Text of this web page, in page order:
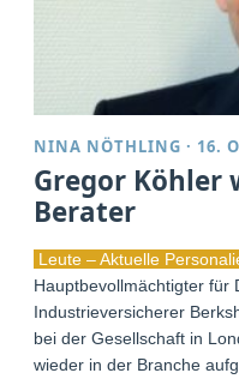
NINA NÖTHLING · 16.
Gregor Köhler
Berater
Leute – Aktuelle
Hauptbevollmächtigter für
Industrieversicherer
bei der Gesellschaft in
wieder in der Branche